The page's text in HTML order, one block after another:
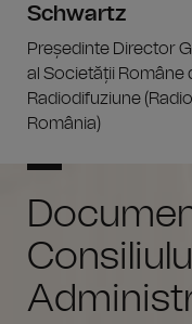
Schwartz
Președinte Director
al Societății Române
Radiodifuziune (Radio
România)